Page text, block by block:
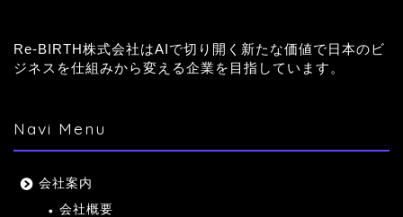
Re-BIRTH株式会社はAIで切り開く新たな価値で日本のビ
ジネスを仕組みから変える企業を目指しています。
Navi Menu
会社案内
会社概要